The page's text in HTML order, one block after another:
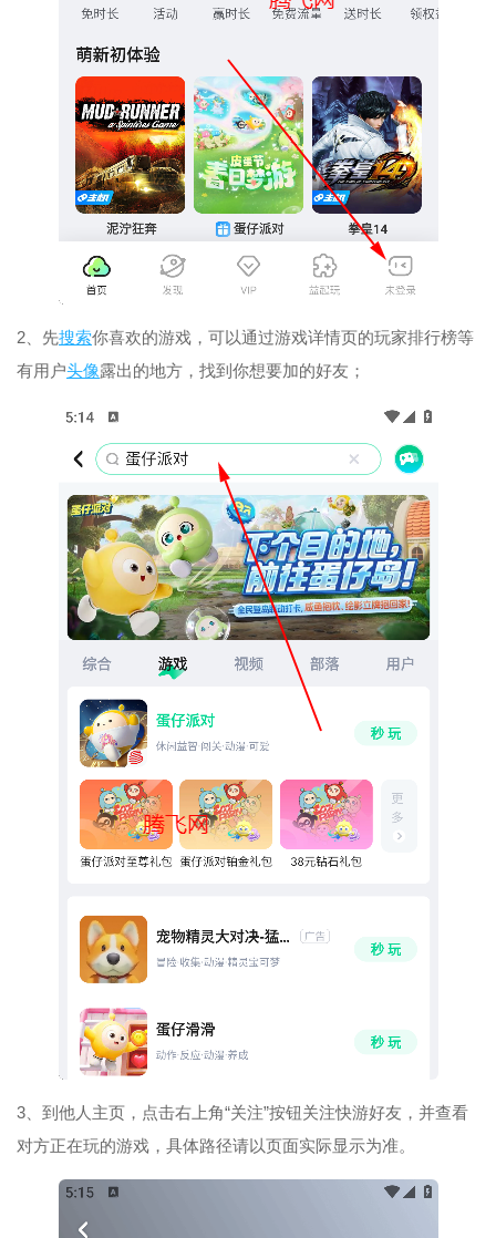
2、先搜索你喜欢的游戏，可以通过游戏详情页的玩家排行榜等
有用户头像露出的地方，找到你想要加的好友；
3、到他人主页，点击右上角“关注”按钮关注快游好友，并查看
对方正在玩的游戏，具体路径请以页面实际显示为准。